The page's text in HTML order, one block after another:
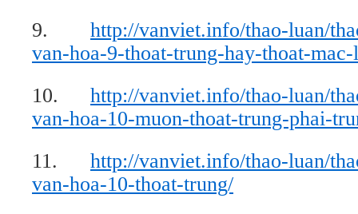
9. http://vanviet.info/thao-luan/
van-hoa-9-thoat-trung-hay-thoat-
10. http://vanviet.info/thao-luan/
van-hoa-10-muon-thoat-trung-phai-
11. http://vanviet.info/thao-luan/
van-hoa-10-thoat-trung/